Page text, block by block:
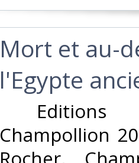
‎Mort et au-
l'Egypte
Editions
Champollion